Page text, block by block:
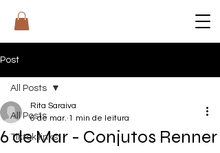
RIT
Post
All Posts
Tiktok links
All Posts
6 de Mar - Conjutos Renner
Rita Saraiva
6 de mar. 1 min de leitura